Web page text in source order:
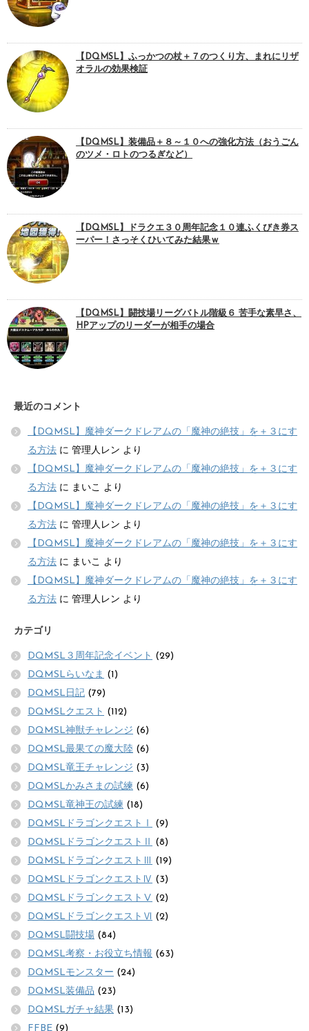
【DQMSL】ふっかつの杖＋７のつくり方、まれにリザ
オラルの効果検証
【DQMSL】装備品＋８～１０への強化方法（おうごん
のツメ・ロトのつるぎなど）
【DQMSL】ドラクエ３０周年記念１０連ふくびき券ス
ーパー！さっそくひいてみた結果ｗ
【DQMSL】闘技場リーグバトル階級６ 苦手な素早さ、
HPアップのリーダーが相手の場合
最近のコメント
【DQMSL】魔神ダークドレアムの「魔神の絶技」を＋３にす
る方法 に 管理人レン より
【DQMSL】魔神ダークドレアムの「魔神の絶技」を＋３にす
る方法 に まいこ より
【DQMSL】魔神ダークドレアムの「魔神の絶技」を＋３にす
る方法 に 管理人レン より
【DQMSL】魔神ダークドレアムの「魔神の絶技」を＋３にす
る方法 に まいこ より
【DQMSL】魔神ダークドレアムの「魔神の絶技」を＋３にす
る方法 に 管理人レン より
カテゴリ
DQMSL３周年記念イベント (29)
DQMSLらいなま (1)
DQMSL日記 (79)
DQMSLクエスト (112)
DQMSL神獣チャレンジ (6)
DQMSL最果ての魔大陸 (6)
DQMSL竜王チャレンジ (3)
DQMSLかみさまの試練 (6)
DQMSL竜神王の試練 (18)
DQMSLドラゴンクエストⅠ
(9)
DQMSLドラゴンクエストⅡ (8)
DQMSLドラゴンクエストⅢ (19)
DQMSLドラゴンクエストⅣ (3)
DQMSLドラゴンクエストⅤ (2)
DQMSLドラゴンクエストⅥ (2)
DQMSL闘技場 (84)
DQMSL考察・お役立ち情報 (63)
DQMSLモンスター (24)
DQMSL装備品 (23)
DQMSLガチャ結果 (13)
FFBE (9)